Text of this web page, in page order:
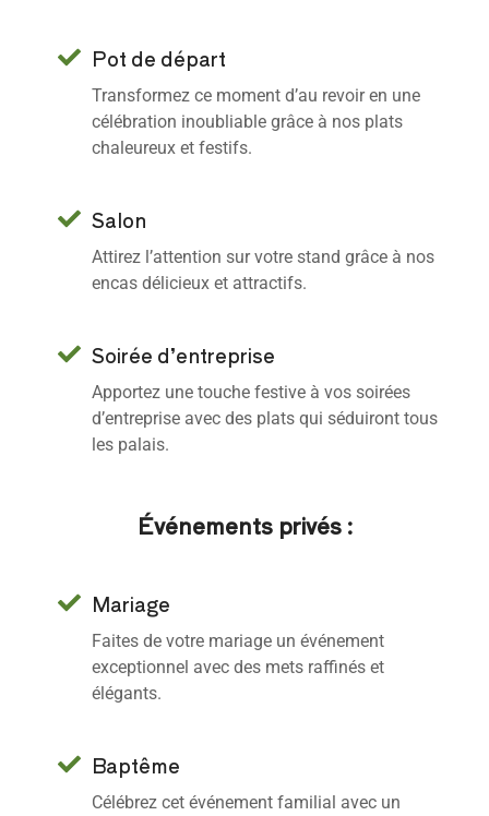
Pot de départ
Transformez ce moment d’au revoir en une
célébration inoubliable grâce à nos plats
chaleureux et festifs.
Salon
Attirez l’attention sur votre stand grâce à nos
encas délicieux et attractifs.
Soirée d’entreprise
Apportez une touche festive à vos soirées
d’entreprise avec des plats qui séduiront tous
les palais.
Événements privés :
Mariage
Faites de votre mariage un événement
exceptionnel avec des mets raffinés et
élégants.
Baptême
Célébrez cet événement familial avec un